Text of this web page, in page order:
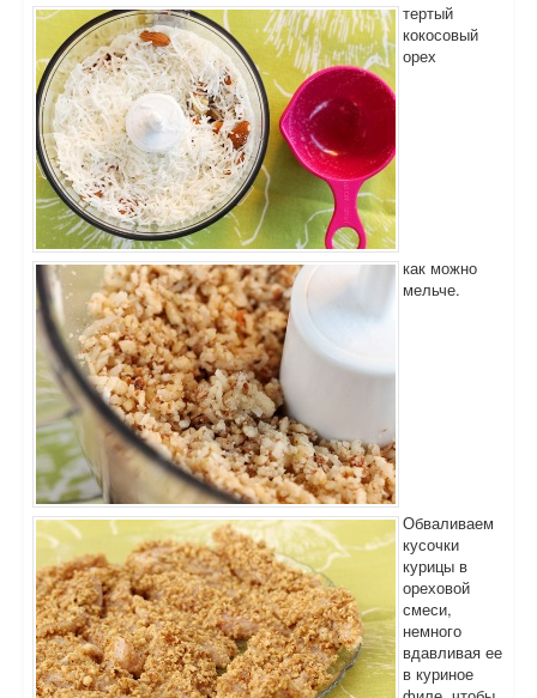
тертый
кокосовый
орех
как можно
мельче.
Обваливаем
кусочки
курицы в
ореховой
смеси,
немного
вдавливая ее
в куриное